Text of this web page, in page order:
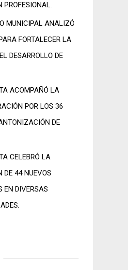
PROFESIONAL.
MUNICIPAL ANALIZÓ
FORTALECER LA
DESARROLLO DE
ACOMPAÑÓ LA
POR LOS 36
DE
CELEBRÓ LA
DE 44 NUEVOS
EN DIVERSAS